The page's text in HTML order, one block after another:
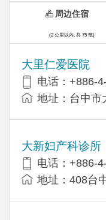
大里仁爱医院
电话：+886-
地址：台中市
大新妇产科诊所
电话：+886-
地址：408台
周边住宿
(2 公里以内, 共 75 笔)